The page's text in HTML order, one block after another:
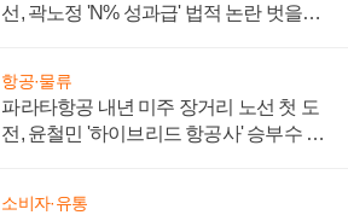
선, 곽노정 'N% 성과급' 법적 논란 벗을지
항공·물류
파라타항공 내년 미주 장거리 노선 첫 도
전, 윤철민 '하이브리드 항공사' 승부수 통
소비자·유통